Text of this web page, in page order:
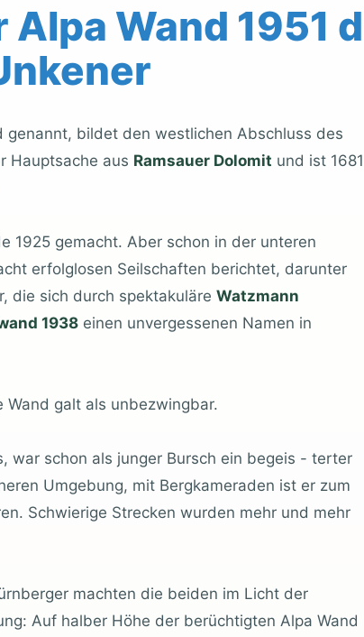
Wand 1951
genannt, bildet den westlichen Abschluss des
Hauptsache aus Ramsauer Dolomit und ist 1681
1925 gemacht. Aber schon in der unteren
erfolglosen Seilschaften berichtet, darunter
die sich durch spektakuläre Watzmann
1938 einen unvergessenen Namen in
Wand galt als unbezwingbar.
war schon als junger Bursch ein begeis - terter
Umgebung, mit Bergkameraden ist er zum
Schwierige Strecken wurden mehr und mehr
machten die beiden im Licht der
Auf halber Höhe der berüchtigten Alpa Wand